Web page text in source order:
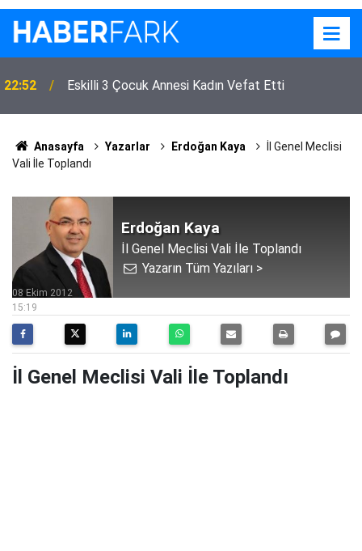
22:52 Eskilli 3 Çocuk Annesi Kadın Vefat Etti
Anasayfa Yazarlar Erdoğan Kaya
İl Genel Meclisi
Vali İle Toplandı
Erdoğan Kaya
İl Genel Meclisi Vali İle Toplandı
Yazarın Tüm Yazıları >
15:19
08 Ekim 2012
İl Genel Meclisi Vali İle Toplandı